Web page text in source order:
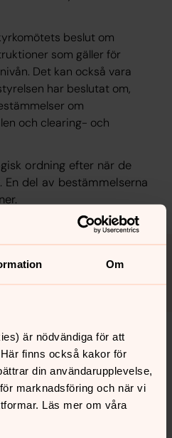
Om
är nödvändiga för att
finns också kakor för
din användarupplevelse,
marknadsföring och när vi
Läs mer om våra
beslut om
som gäller för
Det kan också vara
har beslutat om,
om
och clearing- och
ordning efter när de
En del av bestämmelserna
Svenska
och
av gällande